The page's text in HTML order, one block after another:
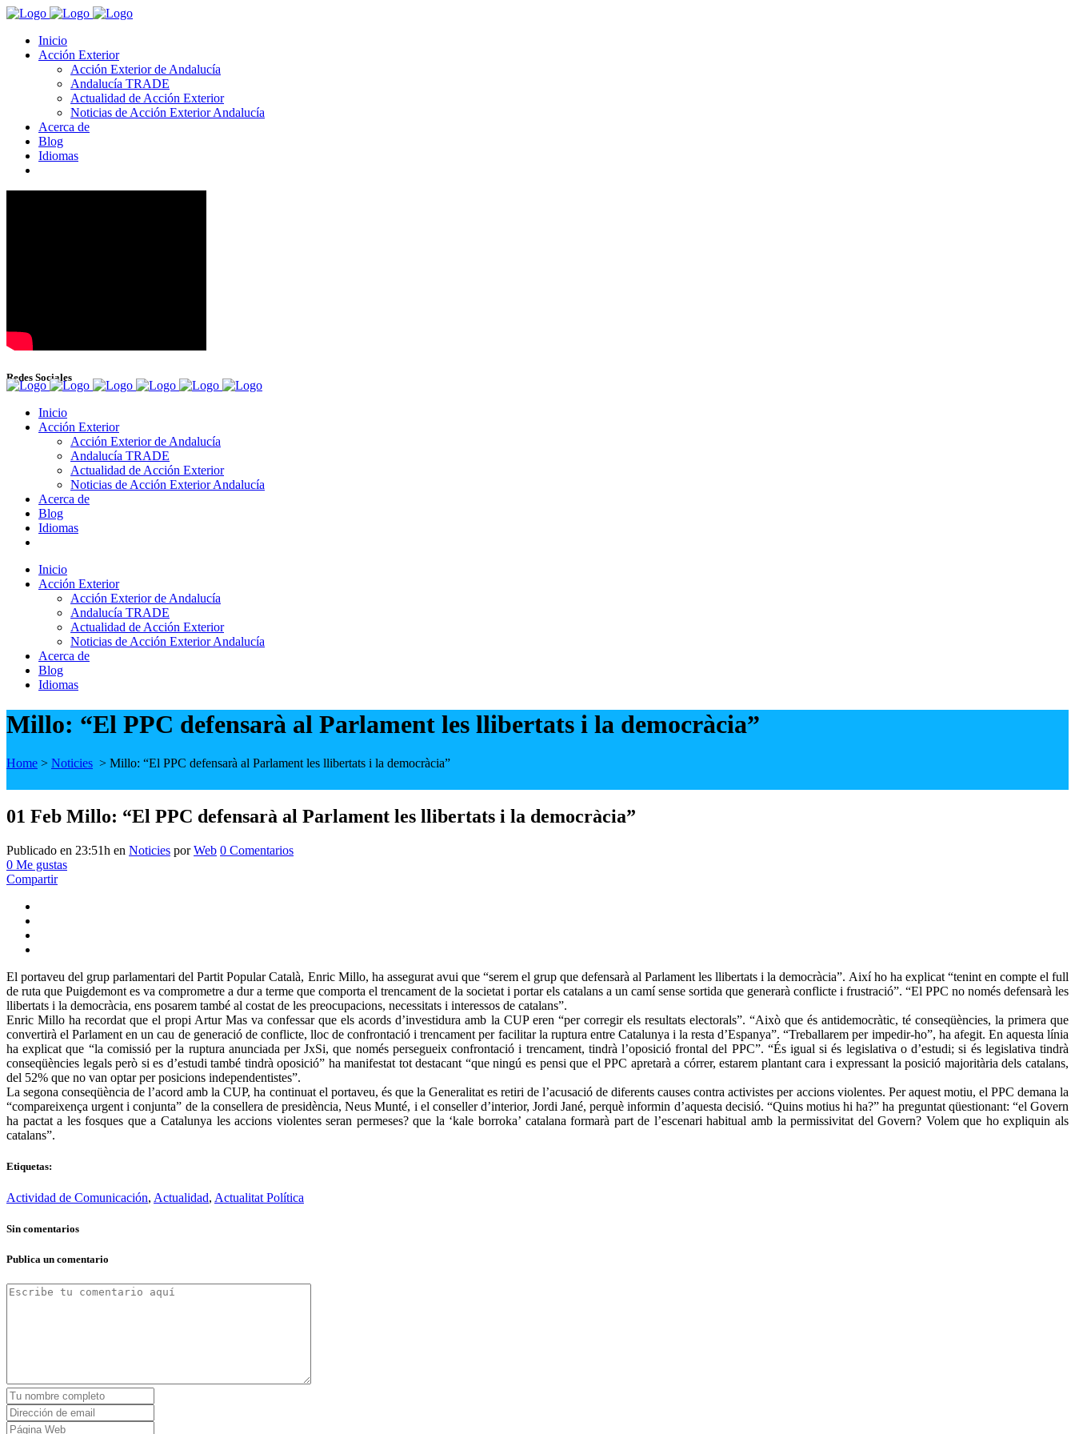
Inicio
Acción Exterior
Acción Exterior de Andalucía
Andalucía TRADE
Actualidad de Acción Exterior
Noticias de Acción Exterior Andalucía
Acerca de
Blog
Idiomas
Redes Sociales
Inicio
Acción Exterior
Acción Exterior de Andalucía
Andalucía TRADE
Actualidad de Acción Exterior
Noticias de Acción Exterior Andalucía
Acerca de
Blog
Idiomas
Inicio
Acción Exterior
Acción Exterior de Andalucía
Andalucía TRADE
Actualidad de Acción Exterior
Noticias de Acción Exterior Andalucía
Acerca de
Blog
Idiomas
Millo: “El PPC defensarà al Parlament les llibertats i la democràcia”
Home > Noticies > Millo: “El PPC defensarà al Parlament les llibertats i la democràcia”
01 Feb Millo: “El PPC defensarà al Parlament les llibertats i la democràcia”
Publicado en 23:51h en Noticies porWeb 0 Comentarios
0 Me gustas
Compartir
El portaveu del grup parlamentari del Partit Popular Català, Enric Millo, ha assegurat avui que “serem el grup que defensarà al Parlament les llibertats i la democràcia”. Així ho ha explicat “tenint en compte el full
de ruta que Puigdemont es va comprometre a dur a terme que comporta el trencament de la societat i portar els catalans a un camí sense sortida que generarà conflicte i frustració”. “El PPC no només defensarà les
llibertats i la democràcia, ens posarem també al costat de les preocupacions, necessitats i interessos de catalans”.
Enric Millo ha recordat que el propi Artur Mas va confessar que els acords d’investidura amb la CUP eren “per corregir els resultats electorals”. “Això que és antidemocràtic, té conseqüències, la primera que
convertirà el Parlament en un cau de generació de conflicte, lloc de confrontació i trencament per facilitar la ruptura entre Catalunya i la resta d’Espanya”. “Treballarem per impedir-ho”, ha afegit. En aquesta línia
ha explicat que “la comissió per la ruptura anunciada per JxSi, que només persegueix confrontació i trencament, tindrà l’oposició frontal del PPC”. “És igual si és legislativa o d’estudi; si és legislativa tindrà
conseqüències legals però si es d’estudi també tindrà oposició” ha manifestat tot destacant “que ningú es pensi que el PPC apretarà a córrer, estarem plantant cara i expressant la posició majoritària dels catalans,
del 52% que no van optar per posicions independentistes”.
La segona conseqüència de l’acord amb la CUP, ha continuat el portaveu, és que la Generalitat es retiri de l’acusació de diferents causes contra activistes per accions violentes. Per aquest motiu, el PPC demana la
“compareixença urgent i conjunta” de la consellera de presidència, Neus Munté, i el conseller d’interior, Jordi Jané, perquè informin d’aquesta decisió. “Quins motius hi ha?” ha preguntat qüestionant: “el Govern
ha pactat a les fosques que a Catalunya les accions violentes seran permeses? que la ‘kale borroka’ catalana formarà part de l’escenari habitual amb la permissivitat del Govern? Volem que ho expliquin als
catalans”.
Etiquetas:
Actividad de Comunicación, Actualidad, Actualitat Política
Sin comentarios
Publica un comentario